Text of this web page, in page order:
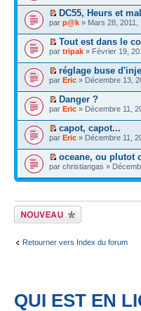
DC55, Heurs et
par p@k » Mars 28, 2011,
Tout est dans le
par tripak » Février 19,
réglage buse
par Eric » Décembre 13,
Danger ?
par Eric » Décembre 11,
capot, capot...
par Eric » Décembre 11,
oceane, ou plutot
par christiangas »
Écrire un nouveau
sujet
Retourner vers Index du forum
QUI EST EN